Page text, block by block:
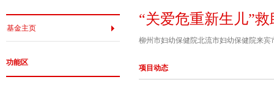
基金主页
功能区
“关爱危重新生儿”
柳州市妇幼保健院北流市妇幼保健院来
项目动态